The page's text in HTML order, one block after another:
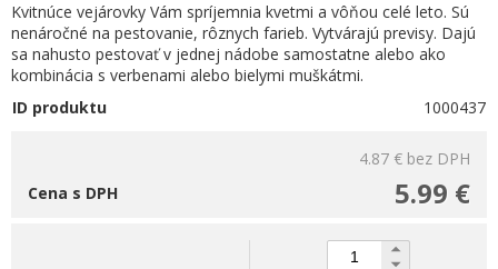
Kvitnúce vejárovky Vám spríjemnia kvetmi a vôňou celé leto. Sú
nenáročné na pestovanie, rôznych farieb. Vytvárajú previsy. Dajú
sa nahusto pestovať v jednej nádobe samostatne alebo ako
kombinácia s verbenami alebo bielymi muškátmi.
ID produktu
1000437
4.87 € bez DPH
5.99 €
Cena s DPH